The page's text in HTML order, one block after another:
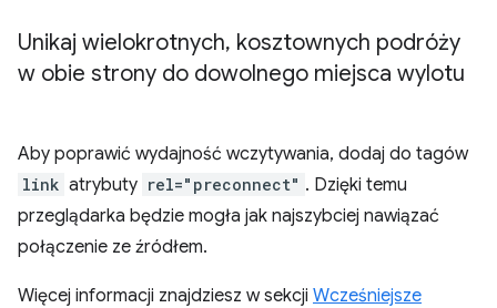
Unikaj wielokrotnych, kosztownych podróży
w obie strony do dowolnego miejsca wylotu
Aby poprawić wydajność wczytywania, dodaj do tagów
link atrybuty rel="preconnect" . Dzięki temu
przeglądarka będzie mogła jak najszybciej nawiązać
połączenie ze źródłem.
Więcej informacji znajdziesz w sekcji Wcześniejsze